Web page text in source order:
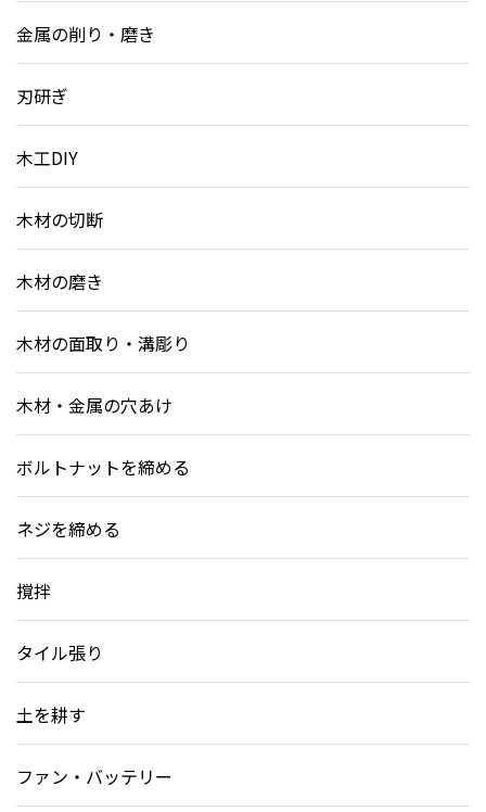
金属の削り・磨き
刃研ぎ
木工DIY
木材の切断
木材の磨き
木材の面取り・溝彫り
木材・金属の穴あけ
ボルトナットを締める
ネジを締める
撹拌
タイル張り
土を耕す
ファン・バッテリー